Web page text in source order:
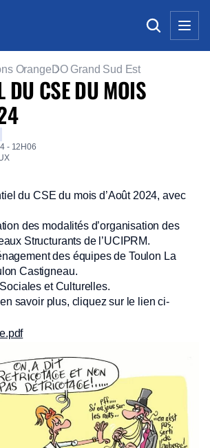
Orange DO Grand Sud Est
DU CSE DU MOIS
- 12H06
(nouvelle fenêtre)
(nouvelle fenêtre)
Facebook (nouvelle fenêtre)
sur LinkedIn (nouvelle fenêtre)
du CSE du mois d’Août 2024, avec
des modalités d’organisation des
Structurants de l’UCIPRM.
des équipes de Toulon La
Castigneau.
et Culturelles.
savoir plus, cliquez sur le lien ci-